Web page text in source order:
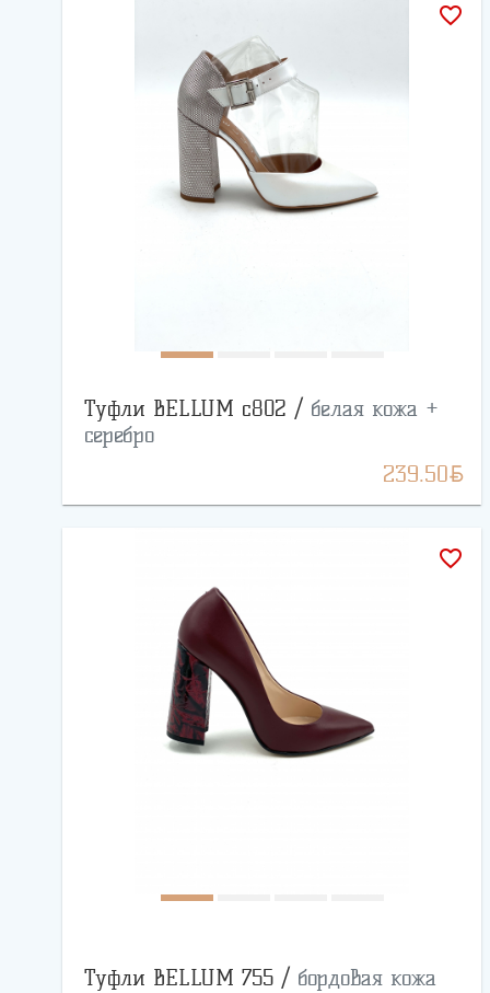
favorite_border
Туфли BELLUM с802 / белая кожа +
серебро
239.50BYN
favorite_border
Туфли BELLUM 755 / бордовая кожа